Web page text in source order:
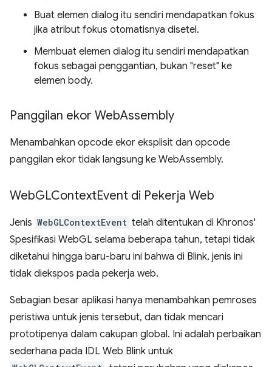
Buat elemen dialog itu sendiri mendapatkan fokus
jika atribut fokus otomatisnya disetel.
Membuat elemen dialog itu sendiri mendapatkan
fokus sebagai penggantian, bukan "reset" ke
elemen body.
Panggilan ekor WebAssembly
Menambahkan opcode ekor eksplisit dan opcode
panggilan ekor tidak langsung ke WebAssembly.
WebGLContextEvent di Pekerja Web
Jenis WebGLContextEvent telah ditentukan di Khronos'
Spesifikasi WebGL selama beberapa tahun, tetapi tidak
diketahui hingga baru-baru ini bahwa di Blink, jenis ini
tidak diekspos pada pekerja web.
Sebagian besar aplikasi hanya menambahkan pemroses
peristiwa untuk jenis tersebut, dan tidak mencari
prototipenya dalam cakupan global. Ini adalah perbaikan
sederhana pada IDL Web Blink untuk